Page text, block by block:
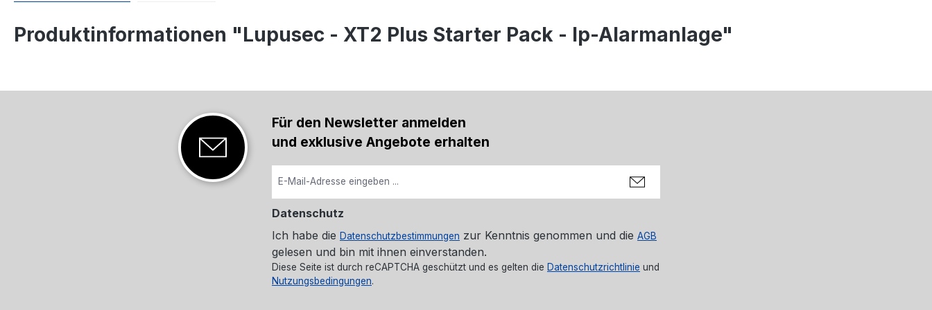
Produktinformationen "Lupusec - XT2 Plus Starter Pack - Ip-Alarmanlage"
Für den Newsletter anmelden
und exklusive Angebote erhalten
Datenschutz
Ich habe die Datenschutzbestimmungen zur Kenntnis genommen und die AGB
gelesen und bin mit ihnen einverstanden.
Diese Seite ist durch reCAPTCHA geschützt und es gelten die Datenschutzrichtlinie und
Nutzungsbedingungen.